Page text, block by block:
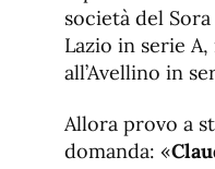
società del
Lazio in serie
all’Avellino in
Allora provo a
domanda: «